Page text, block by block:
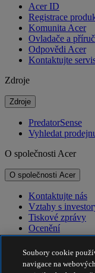
Acer ID
Registrace
Komunita Acer
Ovladače a
Odpovědi Acer
Kontaktujte
Zdroje
Zdroje
PredatorSense
Vyhledat
O společnosti Acer
O společnosti Acer
Kontaktujte nás
Vztahy s
Tiskové zprávy
Ocenění
Události
Udržitelnost
Soubory cookie
navigace na